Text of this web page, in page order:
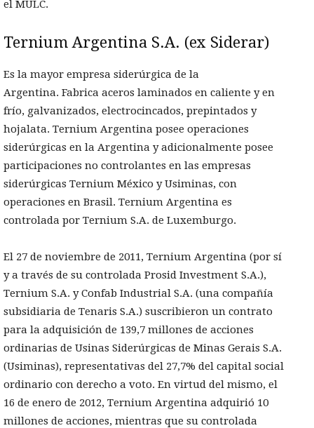
el MULC.
Ternium Argentina S.A. (ex Siderar)
Es la mayor empresa siderúrgica de la
Argentina. Fabrica aceros laminados en caliente y en
frío, galvanizados, electrocincados, prepintados y
hojalata. Ternium Argentina posee operaciones
siderúrgicas en la Argentina y adicionalmente posee
participaciones no controlantes en las empresas
siderúrgicas Ternium México y Usiminas, con
operaciones en Brasil. Ternium Argentina es
controlada por Ternium S.A. de Luxemburgo.
El 27 de noviembre de 2011, Ternium Argentina (por sí
y a través de su controlada Prosid Investment S.A.),
Ternium S.A. y Confab Industrial S.A. (una compañía
subsidiaria de Tenaris S.A.) suscribieron un contrato
para la adquisición de 139,7 millones de acciones
ordinarias de Usinas Siderúrgicas de Minas Gerais S.A.
(Usiminas), representativas del 27,7% del capital social
ordinario con derecho a voto. En virtud del mismo, el
16 de enero de 2012, Ternium Argentina adquirió 10
millones de acciones, mientras que su controlada